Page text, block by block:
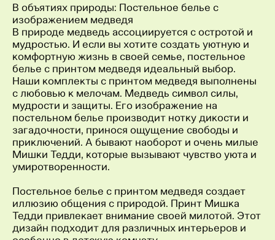
В объятиях природы: Постельное белье с
изображением медведя
В природе медведь ассоциируется с остротой и
мудростью. И если вы хотите создать уютную и
комфортную жизнь в своей семье, постельное
белье с принтом медведя идеальный выбор.
Наши комплекты с принтом медведя выполнены
с любовью к мелочам. Медведь символ силы,
мудрости и защиты. Его изображение на
постельном белье производит нотку дикости и
загадочности, принося ощущение свободы и
приключений. А бывают наоборот и очень милые
Мишки Тедди, которые вызывают чувство уюта и
умиротворенности.
Постельное белье с принтом медведя создает
иллюзию общения с природой. Принт Мишка
Тедди привлекает внимание своей милотой. Этот
дизайн подходит для различных интерьеров и